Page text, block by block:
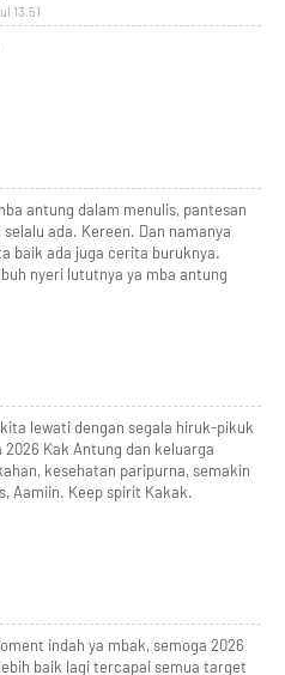
13.51
antung dalam menulis, pantesan
ada. Kereen. Dan namanya
baik ada juga cerita buruknya.
nyeri lututnya ya mba antung
lewati dengan segala hiruk-pikuk
Kak Antung dan keluarga
kesehatan paripurna, semakin
Aamiin. Keep spirit Kakak.
indah ya mbak, semoga 2026
baik lagi tercapai semua target